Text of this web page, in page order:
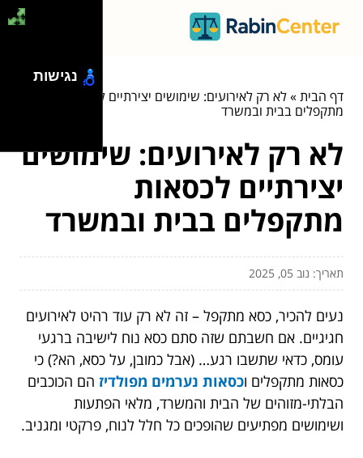
דף הבית»לא רק לאירועים: שימושים יצירתיים לכסאות
מתקפלים בבית ובמשרד
לא רק לאירועים: שימושים
יצירתיים לכסאות
מתקפלים בבית ובמשרד
תאריך: נוב 05, 2025
נעים להכיר, כסא מתקפל – זה לא רק עוד רהיט לאירועים
חגיגיים. אם חשבתם שזה סתם כסא נוח לישיבה ברגעי
עומס, כדאי שתשבו רגע… (אבל כמובן, על כסא, הא?) כי
כסאות מתקפלים וכסאות נערמים מפולדיז הם הכוכבים
הבלתי-מזוהים של הבית והמשרד, מלאי הפתעות
ושימושים מפתיעים שהופכים כל חלל לנוח, פרקטי ומגניב.
נגישות